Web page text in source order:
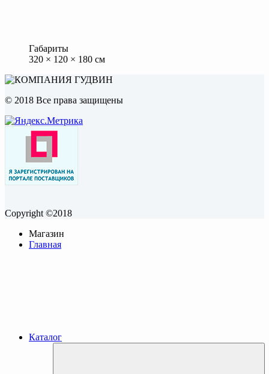
Габариты
320 × 120 × 180 см
© 2018 Все права защищены
Copyright ©2018
Магазин
Главная
Каталог